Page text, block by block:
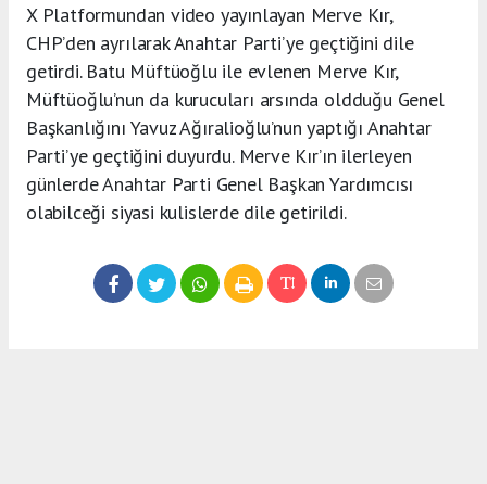
X Platformundan video yayınlayan Merve Kır,
CHP’den ayrılarak Anahtar Parti’ye geçtiğini dile
getirdi. Batu Müftüoğlu ile evlenen Merve Kır,
Müftüoğlu’nun da kurucuları arsında oldduğu Genel
Başkanlığını Yavuz Ağıralioğlu’nun yaptığı Anahtar
Parti’ye geçtiğini duyurdu. Merve Kır’ın ilerleyen
günlerde Anahtar Parti Genel Başkan Yardımcısı
olabilceği siyasi kulislerde dile getirildi.